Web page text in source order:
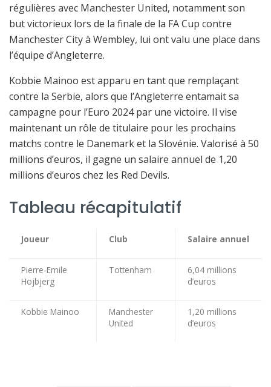
régulières avec Manchester United, notamment son
but victorieux lors de la finale de la FA Cup contre
Manchester City à Wembley, lui ont valu une place dans
l’équipe d’Angleterre.
Kobbie Mainoo est apparu en tant que remplaçant
contre la Serbie, alors que l’Angleterre entamait sa
campagne pour l’Euro 2024 par une victoire. Il vise
maintenant un rôle de titulaire pour les prochains
matchs contre le Danemark et la Slovénie. Valorisé à 50
millions d’euros, il gagne un salaire annuel de 1,20
millions d’euros chez les Red Devils.
Tableau récapitulatif
Joueur Club Salaire annuel
Pierre-Emile
Hojbjerg
Tottenham
6,04 millions
d’euros
Kobbie Mainoo
Manchester
United
1,20 millions
d’euros